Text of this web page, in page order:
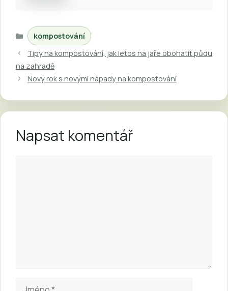
Rubriky
kompostování
Tipy na kompostování, jak letos na jaře obohatit půdu
na zahradě
Nový rok s novými nápady na kompostování
Napsat komentář
Jméno